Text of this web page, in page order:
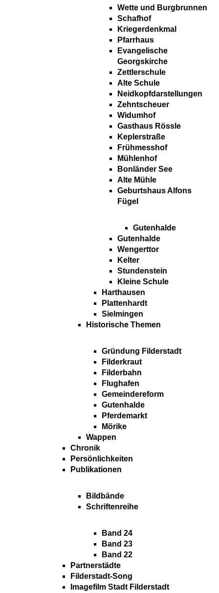
Wette und Burgbrunnen
Schafhof
Kriegerdenkmal
Pfarrhaus
Evangelische
Georgskirche
Zettlerschule
Alte Schule
Neidkopfdarstellungen
Zehntscheuer
Widumhof
Gasthaus Rössle
Keplerstraße
Frühmesshof
Mühlenhof
Bonländer See
Alte Mühle
Geburtshaus Alfons
Fügel
Gutenhalde
Gutenhalde
Wengerttor
Kelter
Stundenstein
Kleine Schule
Harthausen
Plattenhardt
Sielmingen
Historische Themen
Gründung Filderstadt
Filderkraut
Filderbahn
Flughafen
Gemeindereform
Gutenhalde
Pferdemarkt
Mörike
Wappen
Chronik
Persönlichkeiten
Publikationen
Bildbände
Schriftenreihe
Band 24
Band 23
Band 22
Partnerstädte
Filderstadt-Song
Imagefilm Stadt Filderstadt